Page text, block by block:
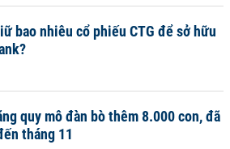
bao nhiêu cổ phiếu CTG để sở hữu
quy mô đàn bò thêm 8.000 con, đã
tháng 11